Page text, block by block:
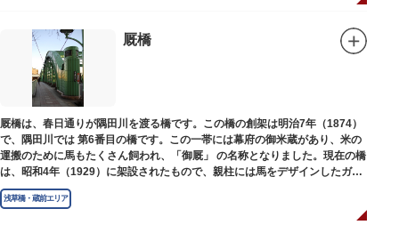
厩橋
厩橋は、春日通りが隅田川を渡る橋です。この橋の創架は明治7年（1874）
で、隅田川では 第6番目の橋です。この一帯には幕府の御米蔵があり、米の
運搬のために馬もたくさん飼われ、「御厩」 の名称となりました。現在の橋
は、昭和4年（1929）に架設されたもので、親柱には馬をデザインしたガラ
ス細工が組み込まれています。
浅草橋・蔵前エリア